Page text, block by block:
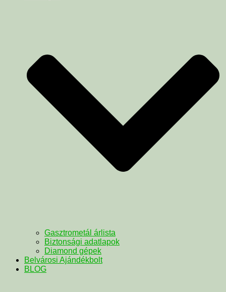
Gasztrometál árlista
Biztonsági adatlapok
Diamond gépek
Belvárosi Ajándékbolt
BLOG